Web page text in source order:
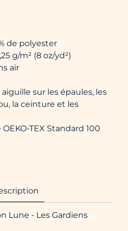
de polyester
g/m² (8 oz/yd²)
air
sur les épaules, les
la ceinture et les
TEX Standard 100
Lune - Les Gardiens